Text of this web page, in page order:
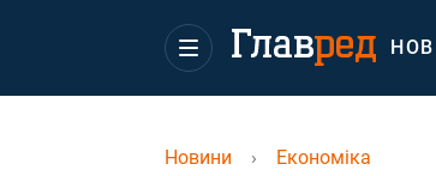
Новини › Економіка